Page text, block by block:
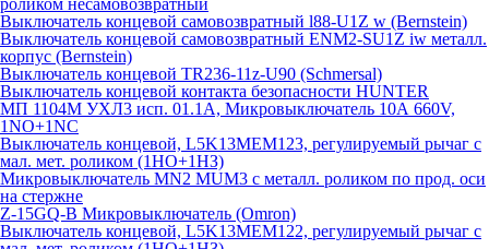
роликом несамовозвратный
Выключатель концевой самовозвратный l88-U1Z w (Bernstein)
Выключатель концевой самовозвратный ENM2-SU1Z iw металл.
корпус (Bernstein)
Выключатель концевой TR236-11z-U90 (Schmersal)
Выключатель концевой контакта безопасности HUNTER
МП 1104М УХЛ3 исп. 01.1А, Микровыключатель 10А 660V,
1NO+1NC
Выключатель концевой, L5K13MEM123, регулируемый рычаг с
мал. мет. роликом (1НО+1НЗ)
Микровыключатель MN2 MUM3 с металл. роликом по прод. оси
на стержне
Z-15GQ-B Микровыключатель (Omron)
Выключатель концевой, L5K13MEM122, регулируемый рычаг с